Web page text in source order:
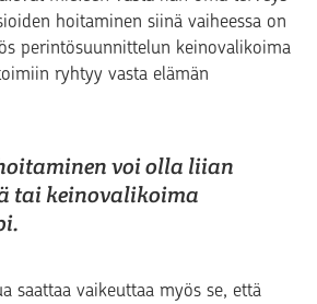
hoitaminen siinä vaiheessa on
perintösuunnittelun keinovalikoima
ryhtyy vasta elämän
voi olla liian
tai keinovalikoima
saattaa vaikeuttaa myös se, että